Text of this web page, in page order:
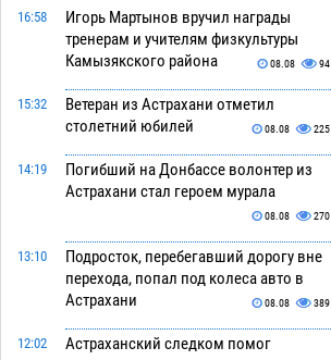
16:58
Игорь Мартынов вручил награды
тренерам и учителям физкультуры
Камызякского района
08.08 94
15:32
Ветеран из Астрахани отметил
столетний юбилей
08.08 225
14:19
Погибший на Донбассе волонтер из
Астрахани стал героем мурала
08.08 270
13:10
Подросток, перебегавший дорогу вне
перехода, попал под колеса авто в
Астрахани
08.08 389
12:02
Астраханский следком помог